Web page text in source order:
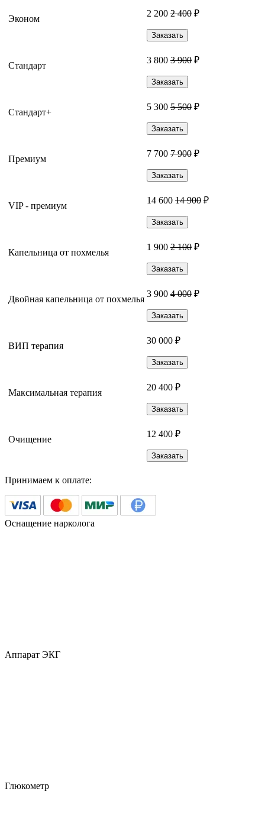
Эконом
2 200 2 400 ₽
Заказать
Стандарт
3 800 3 900 ₽
Заказать
Стандарт+
5 300 5 500 ₽
Заказать
Премиум
7 700 7 900 ₽
Заказать
VIP - премиум
14 600 14 900 ₽
Заказать
Капельница от похмелья
1 900 2 100 ₽
Заказать
Двойная капельница от похмелья
3 900 4 000 ₽
Заказать
ВИП терапия
30 000 ₽
Заказать
Максимальная терапия
20 400 ₽
Заказать
Очищение
12 400 ₽
Заказать
Принимаем к оплате:
Оснащение нарколога
Аппарат ЭКГ
Глюкометр